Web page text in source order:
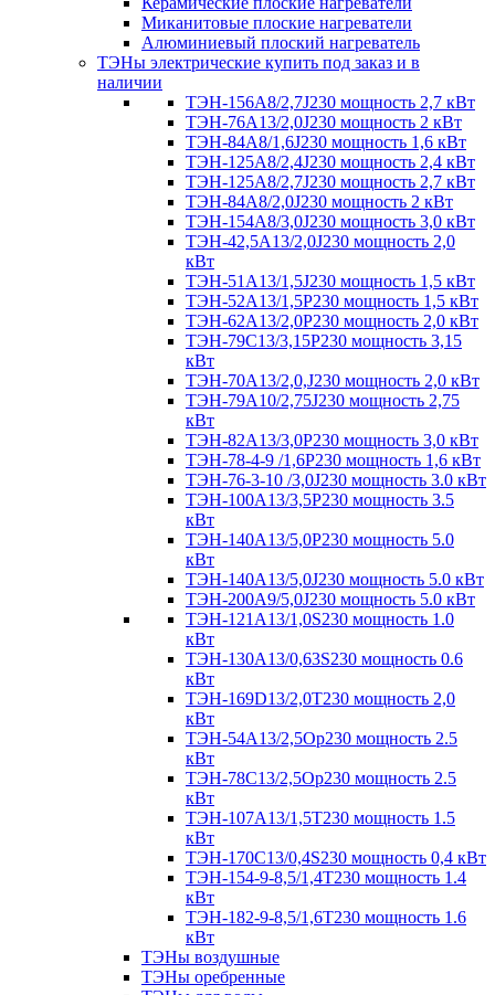
Миканитовые плоские нагреватели
Алюминиевый плоский нагреватель
ТЭНы электрические купить под заказ и в
наличии
ТЭН-156А8/2,7J230 мощность 2,7 кВт
ТЭН-76А13/2,0J230 мощность 2 кВт
ТЭН-84А8/1,6J230 мощность 1,6 кВт
ТЭН-125А8/2,4J230 мощность 2,4 кВт
ТЭН-125А8/2,7J230 мощность 2,7 кВт
ТЭН-84А8/2,0J230 мощность 2 кВт
ТЭН-154А8/3,0J230 мощность 3,0 кВт
ТЭН-42,5А13/2,0J230 мощность 2,0
кВт
ТЭН-51А13/1,5J230 мощность 1,5 кВт
ТЭН-52А13/1,5Р230 мощность 1,5 кВт
ТЭН-62А13/2,0Р230 мощность 2,0 кВт
ТЭН-79С13/3,15Р230 мощность 3,15
кВт
ТЭН-70А13/2,0,J230 мощность 2,0 кВт
ТЭН-79А10/2,75J230 мощность 2,75
кВт
ТЭН-82А13/3,0Р230 мощность 3,0 кВт
ТЭН-78-4-9 /1,6P230 мощность 1,6 кВт
ТЭН-76-3-10 /3,0J230 мощность 3.0 кВт
ТЭН-100А13/3,5Р230 мощность 3.5
кВт
ТЭН-140А13/5,0Р230 мощность 5.0
кВт
ТЭН-140А13/5,0J230 мощность 5.0 кВт
ТЭН-200А9/5,0J230 мощность 5.0 кВт
ТЭН-121А13/1,0S230 мощность 1.0
кВт
ТЭН-130А13/0,63S230 мощность 0.6
кВт
ТЭН-169D13/2,0T230 мощность 2,0
кВт
ТЭН-54А13/2,5Ор230 мощность 2.5
кВт
ТЭН-78С13/2,5Ор230 мощность 2.5
кВт
ТЭН-107А13/1,5Т230 мощность 1.5
кВт
ТЭН-170C13/0,4S230 мощность 0,4 кВт
ТЭН-154-9-8,5/1,4Т230 мощность 1.4
кВт
ТЭН-182-9-8,5/1,6Т230 мощность 1.6
кВт
ТЭНы воздушные
ТЭНы оребренные